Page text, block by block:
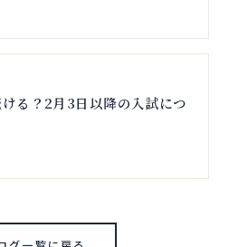
る？2月3日以降の入試につ